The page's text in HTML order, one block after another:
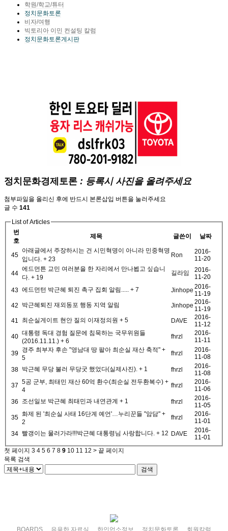
학원/학교/튜터
정치문화토론
비자/여행
빅토리아 이민 컨설팅 칼럼
정치문화토론게시판
정치문화경제토론 : 등록시 사진을 올려주세요
첨부파일을 올리신 후에 반드시 본론삽입 버튼을 눌러주세요
글 수 141
List of Articles
번
호
제목 글쓴이 날짜
45
아래글에서 주장하시는 건 시민혁명이 아니라 민중혁명
입니다. + 23
Ron
2016-
11-20
44
에드먼튼 교민 여러분을 한 자리에서 만나뵙고 싶습니
다. + 19
길라임
2016-
11-20
43 에드먼턴 박근혜 퇴진 촉구 집회 알림..... + 7 Jinhope 2016-
11-19
42
박근혜퇴진 재외동포 행동 지역 알림 Jinhope 2016-
11-19
41
최순실게이트 현안 질의 이재정의원 + 5 DAVE
2016-
11-12
40 대통령 독대 경험 질문에 침묵하는 국무위원들
(2016.11.11.) + 6
fhrzl
2016-
11-11
39 경주 최부자 후손 "영남대 땅 팔아 최순실 재산 축적" +
5
fhrzl
2016-
11-08
38
박근혜 무당 불러 무당굿 했었다(실제사진). + 1 fhrzl
2016-
11-08
37 5공 군부, 최태민 재산 60억 환수(최순실 전두환복수) +
4
fhrzl
2016-
11-06
36
조선일보 박근혜 최태민과 내연관계 + 1 fhrzl
2016-
11-05
35 화제 된 '최순실 사태 16단계 예언'…누리꾼들 "암담" +
2
fhrzl
2016-
11-01
34 빨갱이는 물러가라!!!박근혜 대통령님 사랑합니다. + 12 DAVE
2016-
11-01
첫 페이지 3 4 5 6 7 8 9 10 11 12 > 끝 페이지
목록 검색
검색
BOARDS 유용한 자료실 한인업소정보 정치문화토론 회원칼럼